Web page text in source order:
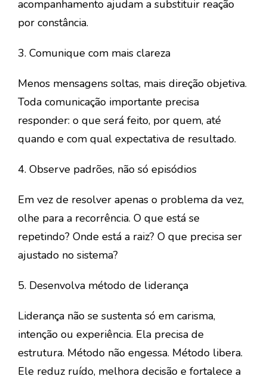
acompanhamento ajudam a substituir reação
por constância.
3. Comunique com mais clareza
Menos mensagens soltas, mais direção objetiva.
Toda comunicação importante precisa
responder: o que será feito, por quem, até
quando e com qual expectativa de resultado.
4. Observe padrões, não só episódios
Em vez de resolver apenas o problema da vez,
olhe para a recorrência. O que está se
repetindo? Onde está a raiz? O que precisa ser
ajustado no sistema?
5. Desenvolva método de liderança
Liderança não se sustenta só em carisma,
intenção ou experiência. Ela precisa de
estrutura. Método não engessa. Método libera.
Ele reduz ruído, melhora decisão e fortalece a